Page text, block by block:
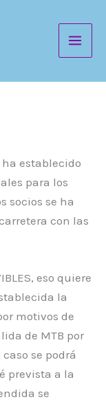
establecido
para los
socios se ha
con las
eso quiere
la
motivos de
de MTB por
se podrá
prevista a la
se